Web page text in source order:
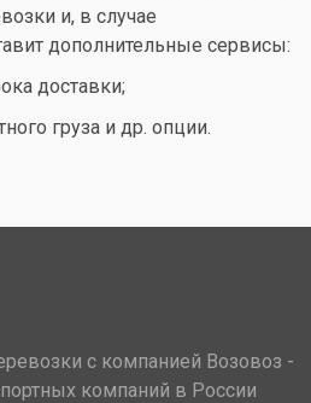
и, в случае
дополнительные сервисы:
доставки;
груза и др. опции.
с компанией Возовоз -
компаний в России